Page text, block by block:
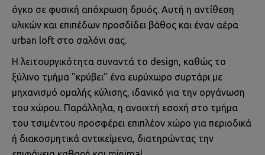
όγκο σε φυσική απόχρωση δρυός. Αυτή η αντίθεση
υλικών και επιπέδων προσδίδει βάθος και έναν αέρα
urban loft στο σαλόνι σας.
Η λειτουργικότητα συναντά το design, καθώς το
ξύλινο τμήμα "κρύβει" ένα ευρύχωρο συρτάρι με
μηχανισμό ομαλής κύλισης, ιδανικό για την οργάνωση
του χώρου. Παράλληλα, η ανοιχτή εσοχή στο τμήμα
του τσιμέντου προσφέρει επιπλέον χώρο για περιοδικά
ή διακοσμητικά αντικείμενα, διατηρώντας την